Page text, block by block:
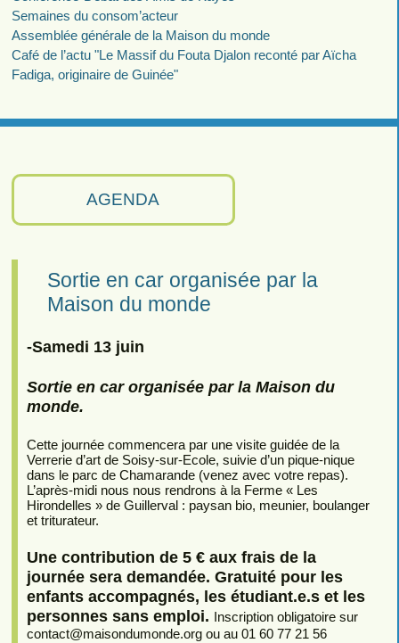
AGENDA
Sortie en car organisée par la
Maison du monde
-Samedi 13 juin
Sortie en car organisée par la Maison du
monde.
Cette journée commencera par une visite guidée de la
Verrerie d’art de Soisy-sur-Ecole, suivie d’un pique-nique
dans le parc de Chamarande (venez avec votre repas).
L’après-midi nous nous rendrons à la Ferme « Les
Hirondelles » de Guillerval : paysan bio, meunier, boulanger
et triturateur.
Une contribution de 5 € aux frais de la
journée sera demandée. Gratuité pour les
enfants accompagnés, les étudiant.e.s et les
personnes sans emploi. Inscription obligatoire sur
contact@maisondumonde.org ou au 01 60 77 21 56
Semaines du consom’acteur
Assemblée générale de la Maison du monde
Café de l’actu "Le Massif du Fouta Djalon reconté par Aïcha
Fadiga, originaire de Guinée"